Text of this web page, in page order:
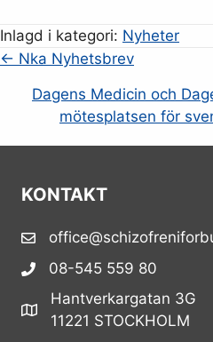
Inlagd i kategori: Nyheter
Posts
navigation
← Nka Nyhetsbrev
Dagens Medicin och
mötesplatsen för
KONTAKT
08-545 559 80
Hantverkargatan 3G
11221 STOCKHOLM